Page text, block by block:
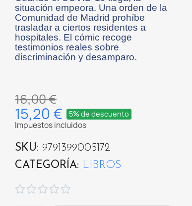
situación empeora. Una orden de la
Comunidad de Madrid prohíbe
trasladar a ciertos residentes a
hospitales. El cómic recoge
testimonios reales sobre
discriminación y desamparo.
16,00 €
15,20 € 5% de descuento
Impuestos incluidos
SKU
9791399005172
CATEGORÍA
LIBROS
